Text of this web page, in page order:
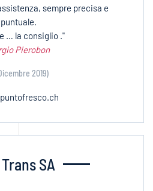
sempre precisa e
puntuale.
… la consiglio ."
Pierobon
2019)
SA